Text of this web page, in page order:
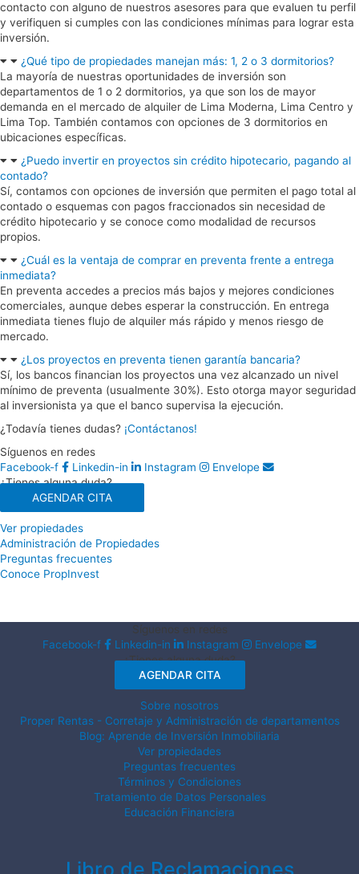
contacto con alguno de nuestros asesores para que evaluen tu perfil
y verifiquen si cumples con las condiciones mínimas para lograr esta
inversión.
¿Qué tipo de propiedades manejan más: 1, 2 o 3 dormitorios?
La mayoría de nuestras oportunidades de inversión son
departamentos de 1 o 2 dormitorios, ya que son los de mayor
demanda en el mercado de alquiler de Lima Moderna, Lima Centro y
Lima Top. También contamos con opciones de 3 dormitorios en
ubicaciones específicas.
¿Puedo invertir en proyectos sin crédito hipotecario, pagando al
contado?
Sí, contamos con opciones de inversión que permiten el pago total al
contado o esquemas con pagos fraccionados sin necesidad de
crédito hipotecario y se conoce como modalidad de recursos
propios.
¿Cuál es la ventaja de comprar en preventa frente a entrega
inmediata?
En preventa accedes a precios más bajos y mejores condiciones
comerciales, aunque debes esperar la construcción. En entrega
inmediata tienes flujo de alquiler más rápido y menos riesgo de
mercado.
¿Los proyectos en preventa tienen garantía bancaria?
Sí, los bancos financian los proyectos una vez alcanzado un nivel
mínimo de preventa (usualmente 30%). Esto otorga mayor seguridad
al inversionista ya que el banco supervisa la ejecución.
¿Todavía tienes dudas? ¡Contáctanos!
Síguenos en redes
Facebook-f
Linkedin-in Instagram
Envelope
¿Tienes alguna duda?
AGENDAR CITA
Ver propiedades
Administración de Propiedades
Preguntas frecuentes
Conoce PropInvest
Síguenos en redes
Facebook-f
Linkedin-in Instagram
Envelope
¿Tienes alguna duda?
AGENDAR CITA
Sobre nosotros
Proper Rentas - Corretaje y Administración de departamentos
Blog: Aprende de Inversión Inmobiliaria
Ver propiedades
Preguntas frecuentes
Términos y Condiciones
Tratamiento de Datos Personales
Educación Financiera
Libro de Reclamaciones